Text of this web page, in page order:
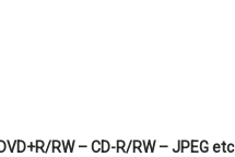
RW – CD-R/RW – JPEG etc